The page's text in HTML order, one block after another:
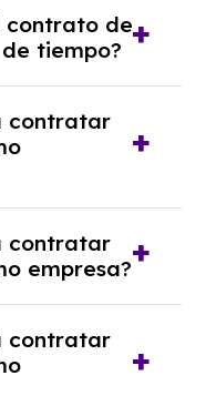
tipo de entrada
el proveedor
de viabilidad
contrato de
tiempo?
por
revisar
y hablar con un
contratar
de solvencia
contratar
empresa?
en algunos
de la empresa
contratar